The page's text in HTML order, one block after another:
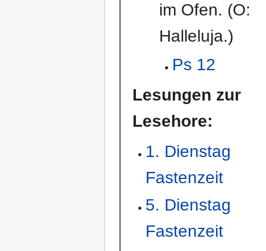
im Ofen. (O:
Halleluja.)
Ps 12
Lesungen zur
Lesehore:
1. Dienstag
Fastenzeit
5. Dienstag
Fastenzeit